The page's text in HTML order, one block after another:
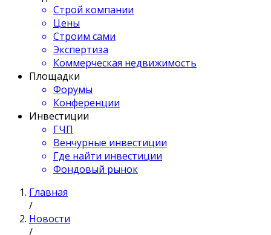
Строй компании
Цены
Строим сами
Экспертиза
Коммерческая недвижимость
Площадки
Форумы
Конференции
Инвестиции
ГЧП
Венчурные инвестиции
Где найти инвестиции
Фондовый рынок
Главная
/
Новости
/